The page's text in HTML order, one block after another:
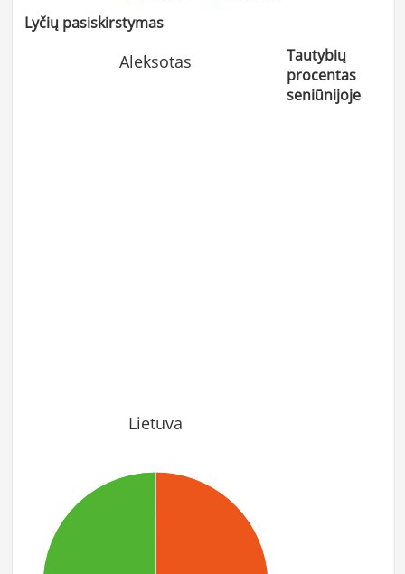
Lyčių pasiskirstymas
Aleksotas
Lietuva
Tautybių
procentas
seniūnijoje